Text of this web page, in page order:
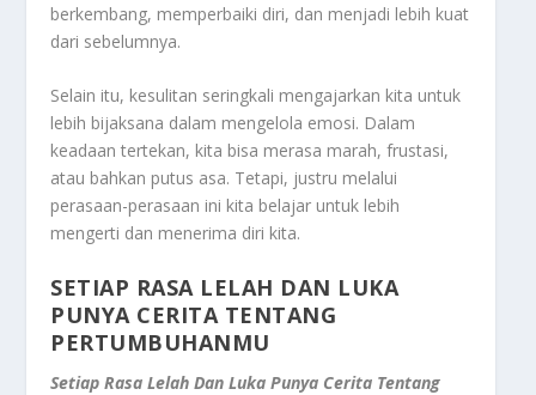
berkembang, memperbaiki diri, dan menjadi lebih kuat
dari sebelumnya.
Selain itu, kesulitan seringkali mengajarkan kita untuk
lebih bijaksana dalam mengelola emosi. Dalam
keadaan tertekan, kita bisa merasa marah, frustasi,
atau bahkan putus asa. Tetapi, justru melalui
perasaan-perasaan ini kita belajar untuk lebih
mengerti dan menerima diri kita.
SETIAP RASA LELAH DAN LUKA
PUNYA CERITA TENTANG
PERTUMBUHANMU
Setiap Rasa Lelah Dan Luka Punya Cerita Tentang